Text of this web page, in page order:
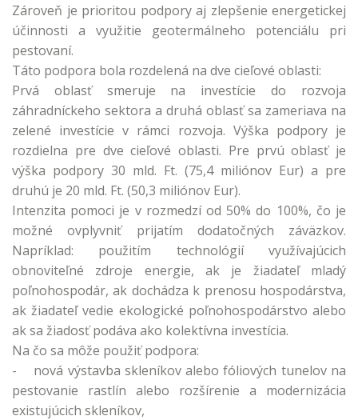
Zároveň je prioritou podpory aj zlepšenie energetickej
účinnosti a využitie geotermálneho potenciálu pri
pestovaní.
Táto podpora bola rozdelená na dve cieľové oblasti:
Prvá oblasť smeruje na investície do rozvoja
záhradníckeho sektora a druhá oblasť sa zameriava na
zelené investície v rámci rozvoja. Výška podpory je
rozdielna pre dve cieľové oblasti. Pre prvú oblasť je
výška podpory 30 mld. Ft. (75,4 miliónov Eur) a pre
druhú je 20 mld. Ft. (50,3 miliónov Eur).
Intenzita pomoci je v rozmedzí od 50% do 100%, čo je
možné ovplyvniť prijatím dodatočných záväzkov.
Napríklad: použitím technológií využívajúcich
obnoviteľné zdroje energie, ak je žiadateľ mladý
poľnohospodár, ak dochádza k prenosu hospodárstva,
ak žiadateľ vedie ekologické poľnohospodárstvo alebo
ak sa žiadosť podáva ako kolektívna investícia.
Na čo sa môže použiť podpora:
- nová výstavba skleníkov alebo fóliových tunelov na
pestovanie rastlín alebo rozšírenie a modernizácia
existujúcich skleníkov,